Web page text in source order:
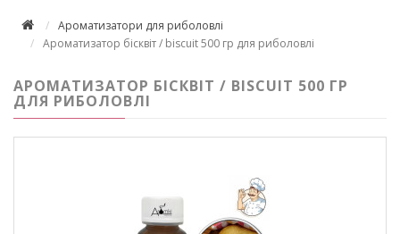
Ароматизатори для риболовлі
Ароматизатор бісквіт / biscuit 500 гр для риболовлі
АРОМАТИЗАТОР БІСКВІТ / BISCUIT 500 ГР
ДЛЯ РИБОЛОВЛІ